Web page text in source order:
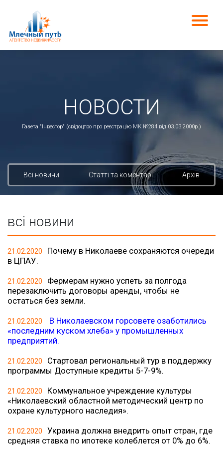
НОВОСТИ
Газета "Інвестор" (свідоцтво про реєстрацію МК №284 від 03.03.2000р.)
Всі новини Статті та коментарі Архів
всі новини
21.02.2020
Почему в Николаеве сохраняются очереди
в ЦПАУ.
21.02.2020
Фермерам нужно успеть за полгода
перезаключить договоры аренды, чтобы не
остаться без земли.
21.02.2020
В Николаевском горсовете озаботились
«последним куском хлеба» у промышленных
предприятий.
21.02.2020
Стартовал региональный тур в поддержку
программы Доступные кредиты 5-7-9%.
21.02.2020
Коммунальное учреждение культуры
«Николаевский областной методический центр по
охране культурного наследия».
21.02.2020
Украина должна внедрить опыт стран, где
средняя ставка по ипотеке колеблется от 0% до 6%.